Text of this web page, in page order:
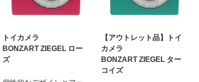
トイカメラ
BONZART ZIEGEL ロー
ズ
【アウトレット品】トイ
カメラ
BONZART ZIEGEL ター
コイズ